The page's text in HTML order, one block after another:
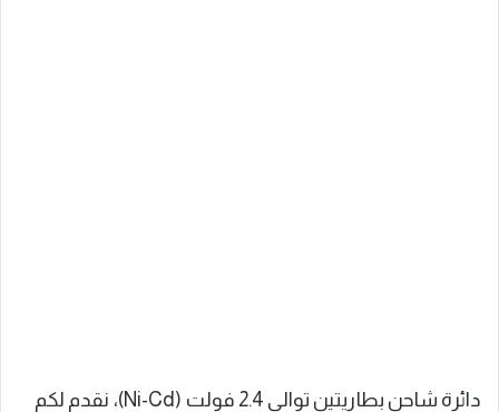
دائرة شاحن بطاريتين توالي 2.4 فولت (Ni-Cd)، نقدم لكم